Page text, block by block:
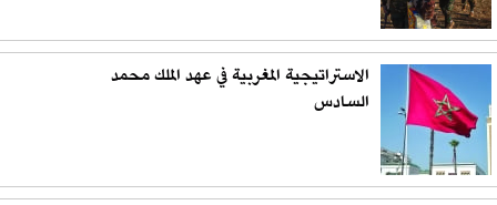
الاستراتيجية المغربية في عهد الملك محمد
السادس